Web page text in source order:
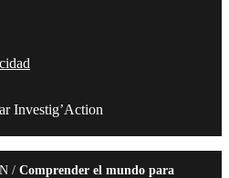
Investig’Action
/ Comprender el mundo para